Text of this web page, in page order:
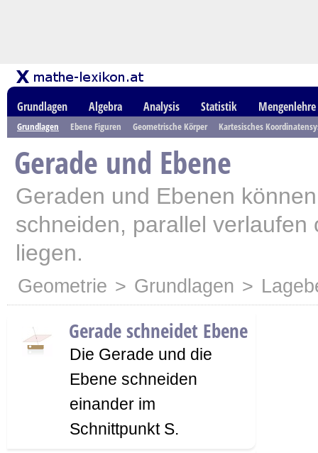
Grundlagen Algebra Analysis Statistik Mengenlehre
Grundlagen Ebene Figuren Geometrische Körper Kartesisches
Gerade und Ebene
Geraden und Ebenen
schneiden, parallel verlaufen
liegen.
Geometrie > Grundlagen >
Gerade schneidet Ebene
Die Gerade und die
Ebene schneiden
einander im
Schnittpunkt S.